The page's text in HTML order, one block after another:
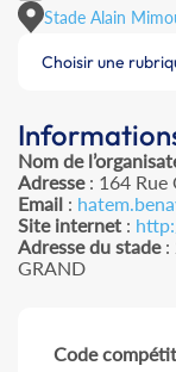
Stade Alain
Choisir une
Nom de
Adresse: 164 Rue
Email :
Site internet :
Adresse du stade:
GRAND
Code